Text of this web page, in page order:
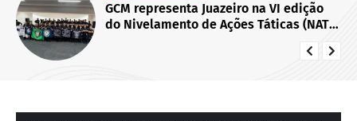
GCM representa Juazeiro na VI edição
do Nivelamento de Ações Táticas (NAT-